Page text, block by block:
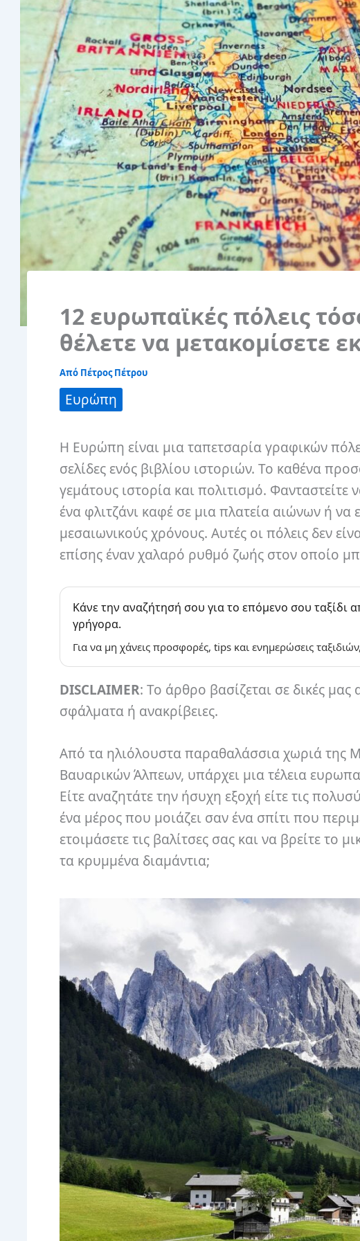
12 ευρωπαϊκές πόλεις
θέλετε να μετακομίσετε
Από Πέτρος Πέτρου
Ευρώπη
Η Ευρώπη είναι μια ταπετσαρία γραφικών
σελίδες ενός βιβλίου ιστοριών. Το καθένα
γεμάτους ιστορία και πολιτισμό.
ένα φλιτζάνι καφέ σε μια πλατεία αιώνων ή
μεσαιωνικούς χρόνους. Αυτές οι πόλεις δεν
επίσης έναν χαλαρό ρυθμό ζωής στον οποίο
Κάνε την αναζήτησή σου για το επόμενο σου ταξίδι
γρήγορα.
Για να μη χάνεις προσφορές, tips και ενημερώσεις ταξιδιών,
DISCLAIMER: Το άρθρο βασίζεται σε δικές
σφάλματα ή ανακρίβειες.
Από τα ηλιόλουστα παραθαλάσσια χωριά της
Βαυαρικών Άλπεων, υπάρχει μια τέλεια
Είτε αναζητάτε την ήσυχη εξοχή είτε τις
ένα μέρος που μοιάζει σαν ένα σπίτι που
ετοιμάσετε τις βαλίτσες σας και να βρείτε
τα κρυμμένα διαμάντια;